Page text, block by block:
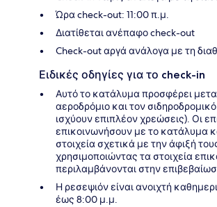
Ώρα check-out: 11:00 π.μ.
Διατίθεται ανέπαφο check-out
Check-out αργά ανάλογα με τη
Ειδικές οδηγίες για το check-in
Αυτό το κατάλυμα προσφέρει
αεροδρόμιο και τον
ισχύουν επιπλέον χρεώσεις). Οι
επικοινωνήσουν με το κατάλυμα
στοιχεία σχετικά με την άφιξή
χρησιμοποιώντας τα στοιχεία
περιλαμβάνονται στην
Η ρεσεψιόν είναι ανοιχτή
έως 8:00 μ.μ.